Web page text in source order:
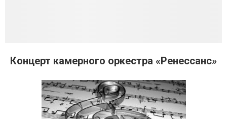
Концерт камерного оркестра «Ренессанс»